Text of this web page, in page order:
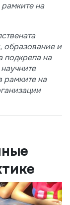
на
образование и
подкрепа на
рамките на